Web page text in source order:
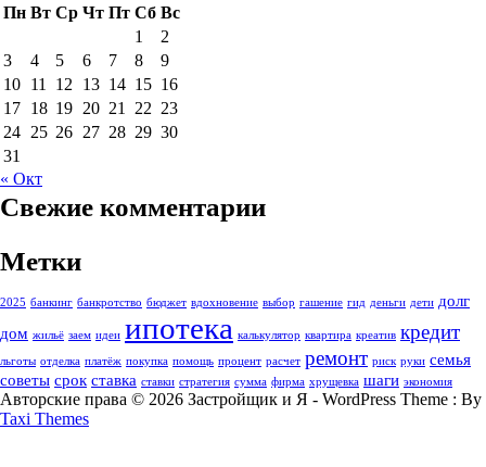
Пн Вт Ср Чт Пт Сб Вс
1
2
3
4 5 6 7 8
9
10 11 12 13 14 15 16
17 18 19 20 21 22 23
24 25 26 27 28 29 30
31
« Окт
Свежие комментарии
Метки
2025 банкинг банкротство бюджет вдохновение выбор гашение гид деньги дети долг
дом жильё заем идеи ипотека калькулятор квартира креатив кредит
льготы отделка платёж покупка помощь процент расчет ремонт риск руки семья
советы срок ставка ставки стратегия сумма фирма хрущевка шаги экономия
Авторские права © 2026 Застройщик и Я - WordPress Theme : By
Taxi Themes